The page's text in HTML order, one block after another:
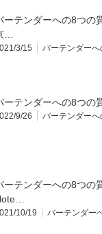
ーテンダーへの8つの
…
3/15 バーテンダー
ーテンダーへの8つの
9/26 バーテンダー
ーテンダーへの8つの
10/19 バーテンダー